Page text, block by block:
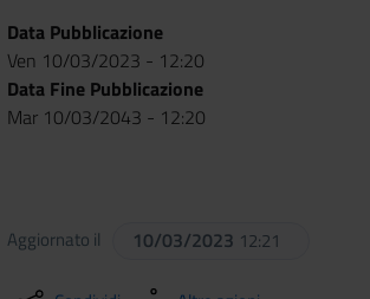
Data Pubblicazione
Ven 10/03/2023 - 12:20
Data Fine Pubblicazione
Mar 10/03/2043 - 12:20
Aggiornato il 10/03/2023 12:21